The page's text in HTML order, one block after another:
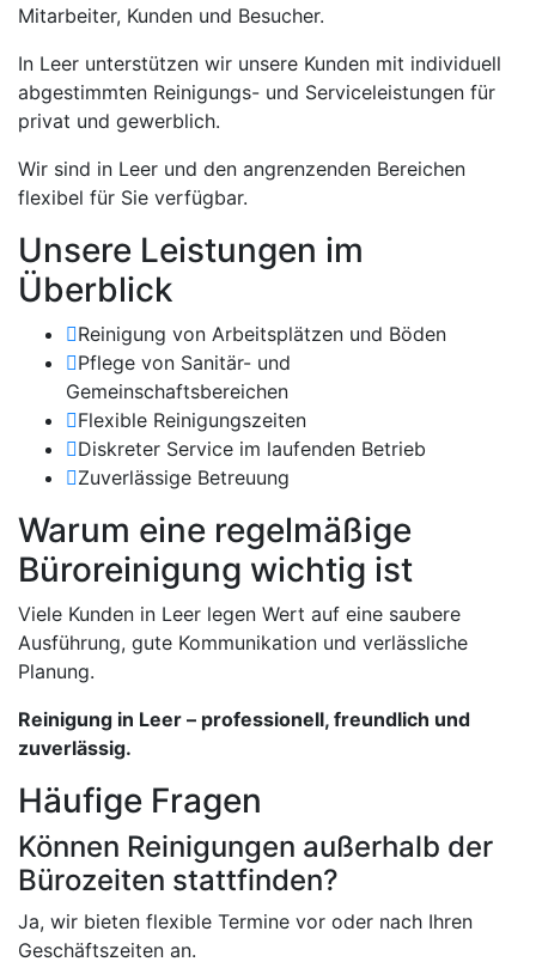
Mitarbeiter, Kunden und Besucher.
In Leer unterstützen wir unsere Kunden mit individuell
abgestimmten Reinigungs- und Serviceleistungen für
privat und gewerblich.
Wir sind in Leer und den angrenzenden Bereichen
flexibel für Sie verfügbar.
Unsere Leistungen im
Überblick
Reinigung von Arbeitsplätzen und Böden
Pflege von Sanitär- und
Gemeinschaftsbereichen
Flexible Reinigungszeiten
Diskreter Service im laufenden Betrieb
Zuverlässige Betreuung
Warum eine regelmäßige
Büroreinigung wichtig ist
Viele Kunden in Leer legen Wert auf eine saubere
Ausführung, gute Kommunikation und verlässliche
Planung.
Reinigung in Leer – professionell, freundlich und
zuverlässig.
Häufige Fragen
Können Reinigungen außerhalb der
Bürozeiten stattfinden?
Ja, wir bieten flexible Termine vor oder nach Ihren
Geschäftszeiten an.